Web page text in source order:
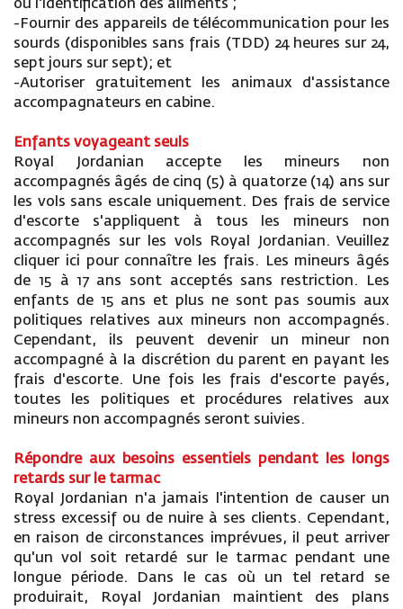
ou l'identification des aliments ;
-Fournir des appareils de télécommunication pour les
sourds (disponibles sans frais (TDD) 24 heures sur 24,
sept jours sur sept); et
-Autoriser gratuitement les animaux d'assistance
accompagnateurs en cabine.
Enfants voyageant seuls
Royal Jordanian accepte les mineurs non
accompagnés âgés de cinq (5) à quatorze (14) ans sur
les vols sans escale uniquement. Des frais de service
d'escorte s'appliquent à tous les mineurs non
accompagnés sur les vols Royal Jordanian. Veuillez
cliquer ici pour connaître les frais. Les mineurs âgés
de 15 à 17 ans sont acceptés sans restriction. Les
enfants de 15 ans et plus ne sont pas soumis aux
politiques relatives aux mineurs non accompagnés.
Cependant, ils peuvent devenir un mineur non
accompagné à la discrétion du parent en payant les
frais d'escorte. Une fois les frais d'escorte payés,
toutes les politiques et procédures relatives aux
mineurs non accompagnés seront suivies.
Répondre aux besoins essentiels pendant les longs
retards sur le tarmac
Royal Jordanian n'a jamais l'intention de causer un
stress excessif ou de nuire à ses clients. Cependant,
en raison de circonstances imprévues, il peut arriver
qu'un vol soit retardé sur le tarmac pendant une
longue période. Dans le cas où un tel retard se
produirait, Royal Jordanian maintient des plans